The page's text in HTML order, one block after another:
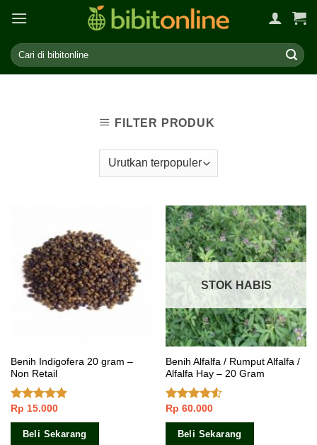
content
FILTER PRODUK
Benih Indigofera 20 gram –
Non Retail
Dinilai4.86
dari 5
Rp 15.000
Beli Sekarang
STOK HABIS
Benih Alfalfa / Rumput Alfalfa /
Alfalfa Hay – 20 Gram
Dinilai
4.25dari
Rp 60.000
Beli Sekarang